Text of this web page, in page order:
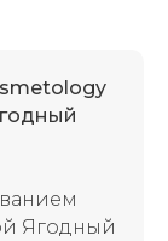
Ягодный